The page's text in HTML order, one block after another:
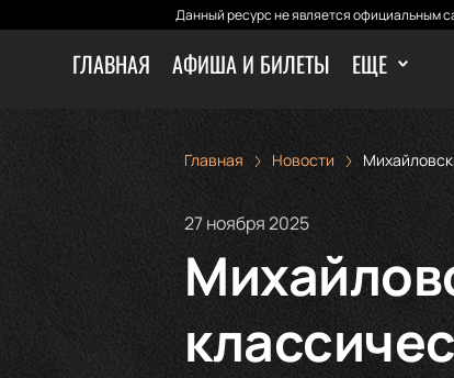
Данный ресурс не является официальным
ГЛАВНАЯ АФИША И БИЛЕТЫ ЕЩЕ
Главная Новости
27 ноября 2025